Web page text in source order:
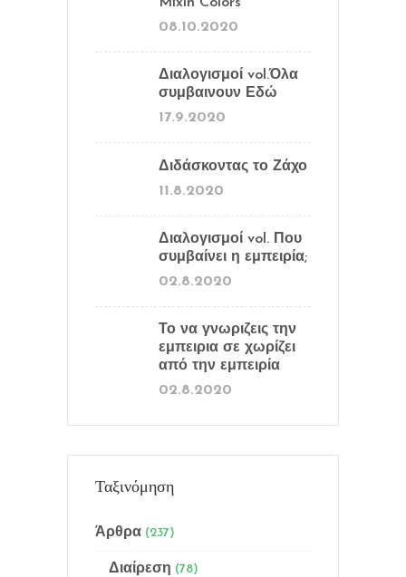
08.10.2020
Διαλογισμοί vol.Όλα
συμβαινουν Εδώ
17.9.2020
Διδάσκοντας το Ζάχο
11.8.2020
Διαλογισμοί vol. Που
συμβαίνει η εμπειρία;
02.8.2020
Το να γνωριζεις την
εμπειρια σε χωρίζει
από την εμπειρία
02.8.2020
Ταξινόμηση
Άρθρα (237)
Διαίρεση (78)